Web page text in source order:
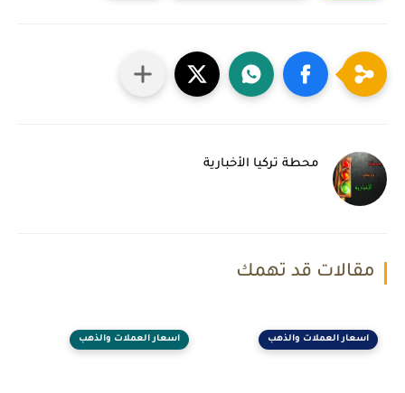
محطة تركيا الأخبارية
مقالات قد تهمك
اسعار العملات والذهب اسعار العملات والذهب